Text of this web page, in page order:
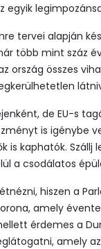
egyik
tervei alapján
több mint száz
ország összes
de EU-s
is igénybe
is kaphatók. Szállj
a csodálatos
hiszen a
amely
érdemes a
amely